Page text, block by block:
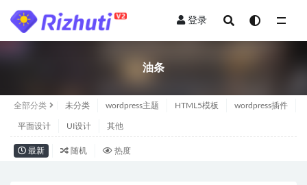
登录
油条
全部分类 未分类 wordpress主题 HTML5模板 wordpress插件
平面设计 UI设计 其他
最新 随机 热度